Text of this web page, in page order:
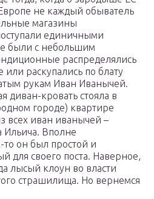
не каждый обыватель
магазины
единичными
были с небольшим
распределялись
или раскупались по блату
рукам Иван Иванычей.
диван-кровать стояла в
городе) квартире
всех иван иванычей –
Ильича. Вполне
он был простой и
для своего поста. Наверное,
лысый клоун во власти
страшилища. Но вернемся